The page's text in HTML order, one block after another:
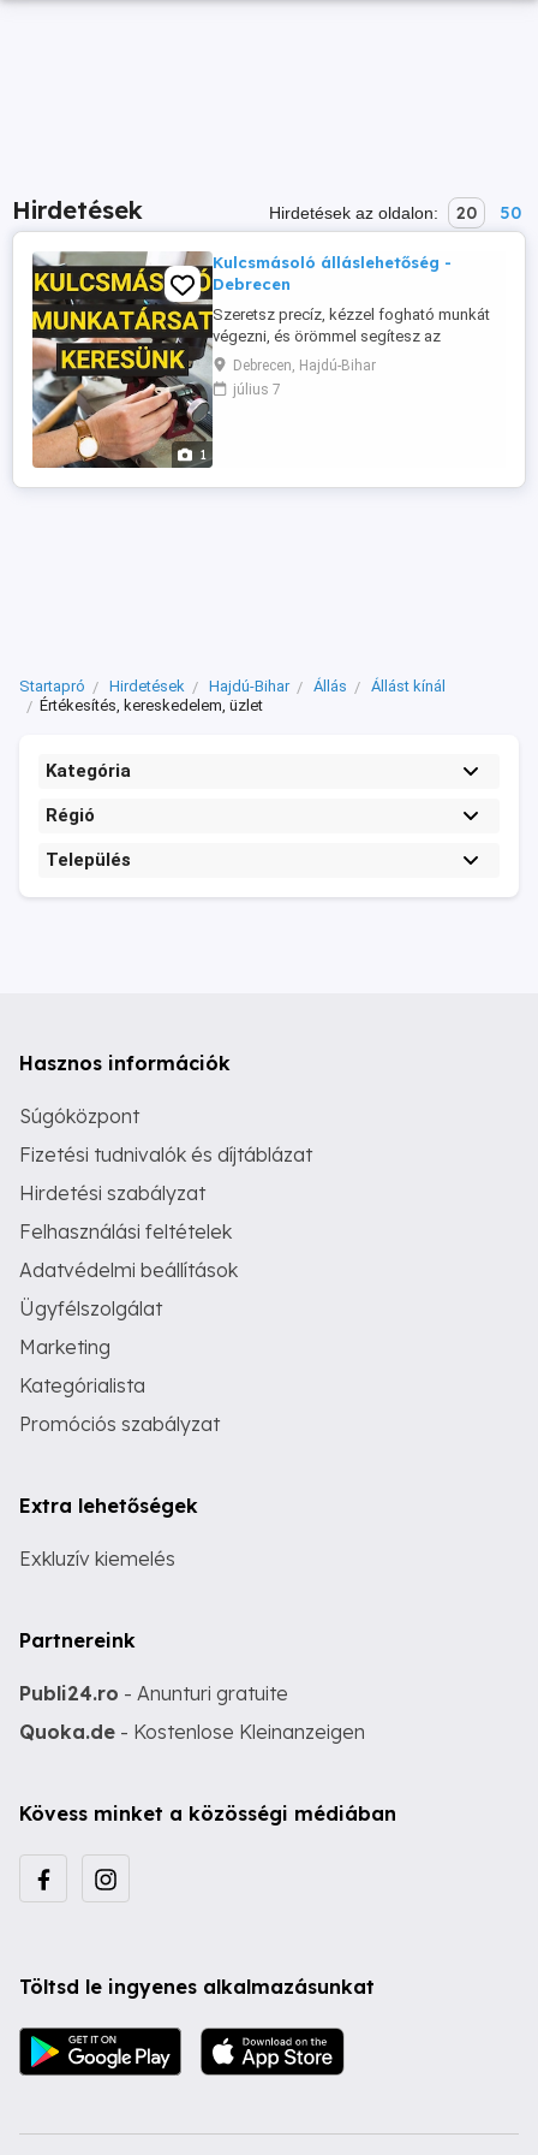
Hirdetések Hirdetések az oldalon: 20 50
1
Kulcsmásoló álláslehetőség -
Debrecen
Szeretsz precíz, kézzel fogható munkát
végezni, és örömmel segítesz az
embereknek a megfelelő megoldást
megtalálni? Csatlakozz hozzánk
kulcsmásoló munkatársként! Feladatok:
kialakítása ...
Debrecen, Hajdú-Bihar
július 7
Startapró Hirdetések Hajdú-Bihar Állás
Állást kínál
Értékesítés, kereskedelem, üzlet
Kategória
Régió
Település
Hasznos információk
Súgóközpont
Fizetési tudnivalók és díjtáblázat
Hirdetési szabályzat
Felhasználási feltételek
Adatvédelmi beállítások
Ügyfélszolgálat
Marketing
Kategórialista
Promóciós szabályzat
Extra lehetőségek
Exkluzív kiemelés
Partnereink
Publi24.ro - Anunturi gratuite
Quoka.de - Kostenlose Kleinanzeigen
Kövess minket a közösségi médiában
Töltsd le ingyenes alkalmazásunkat